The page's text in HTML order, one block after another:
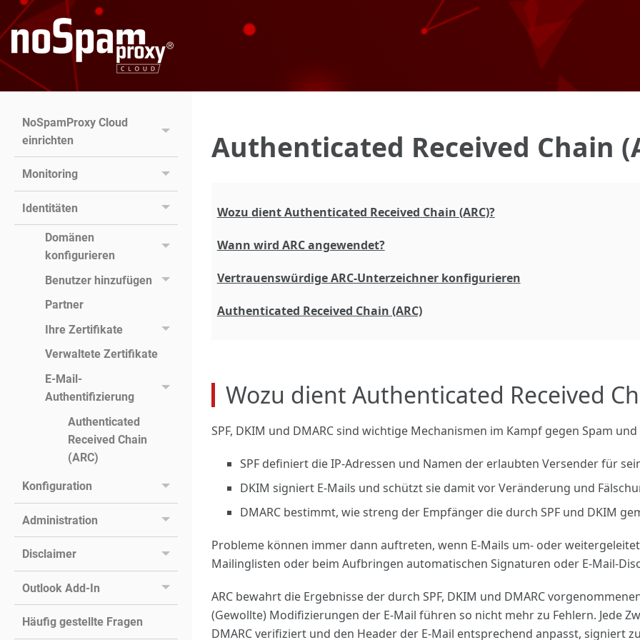
Zu Hauptinhalt springen
NoSpamProxy Cloud
einrichten
Monitoring
Identitäten
Domänen
konfigurieren
Benutzer hinzufügen
Partner
Ihre Zertifikate
Verwaltete Zertifikate
E-Mail-
Authentifizierung
Authenticated
Received Chain
(ARC)
Konfiguration
Administration
Disclaimer
Outlook Add-In
Häufig gestellte Fragen
Authenticated Received Chain
Wozu dient Authenticated Received Chain (ARC)?
Wann wird ARC angewendet?
Vertrauenswürdige ARC-Unterzeichner konfigurieren
Authenticated Received Chain (ARC)
Wozu dient Authenticated Received
SPF, DKIM und DMARC sind wichtige Mechanismen im Kampf gegen Spam
SPF definiert die IP-Adressen und Namen der erlaubten Versender für
DKIM signiert E-Mails und schützt sie damit vor Veränderung und
DMARC bestimmt, wie streng der Empfänger die durch SPF und DKIM
Probleme können immer dann auftreten, wenn E-Mails um- oder
Mailinglisten oder beim Aufbringen automatischen Signaturen oder E-Mail-
ARC bewahrt die Ergebnisse der durch SPF, DKIM und DMARC
(Gewollte) Modifizierungen der E-Mail führen so nicht mehr zu Fehlern. Jede
DMARC verifiziert und den Header der E-Mail entsprechend anpasst, signiert